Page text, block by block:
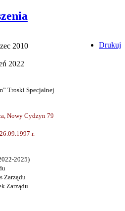
Drukuj
2010
2022
Troski Specjalnej
Nowy Cydzyn 79
r.
2025)
Zarządu
Zarządu